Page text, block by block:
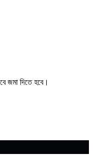
জমা দিতে হবে।